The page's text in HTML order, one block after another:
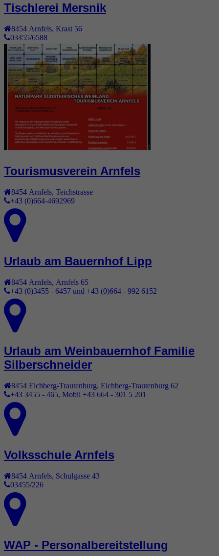
Tischlerei Mersnik
8454 Arnfels Krast 56
03455/6588
Tourismusverein Arnfels
8454 Arnfels Teichstrasse
+43 (0)664-4692969
Urlaub am Bauernhof Lipp
8454 Arnfels
Arnfels 65
+43 (0)3455 - 6457 und +43 (0)664 - 992 6152
Urlaub am Weinbauernhof Familie
Silberschneider
8454 Eichberg-Trautenburg, Eichberg-Trautenburg 62
+43 3455 - 465, Mobil +43 664 - 301 5 201
Volksschule Arnfels
8454 Arnfels Schulgasse 43
03455/226
WAP - Personalbereitstellung